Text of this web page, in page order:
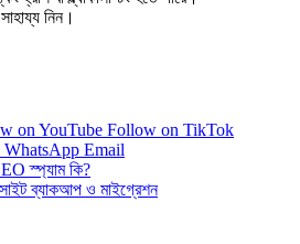
নিন।
on YouTube Follow on TikTok
WhatsApp Email
স্প্যাম কি?
ব্যাকআপ ও মাইগ্রেশন